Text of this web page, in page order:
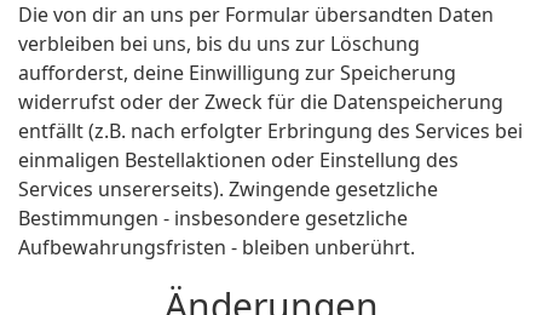
Die von dir an uns per Formular übersandten Daten
verbleiben bei uns, bis du uns zur Löschung
aufforderst, deine Einwilligung zur Speicherung
widerrufst oder der Zweck für die Datenspeicherung
entfällt (z.B. nach erfolgter Erbringung des Services bei
einmaligen Bestellaktionen oder Einstellung des
Services unsererseits). Zwingende gesetzliche
Bestimmungen - insbesondere gesetzliche
Aufbewahrungsfristen - bleiben unberührt.